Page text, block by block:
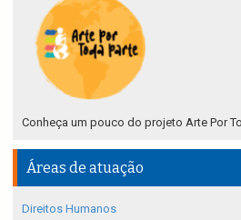
Conheça um pouco do projeto Arte Por
Áreas de atuação
Direitos Humanos